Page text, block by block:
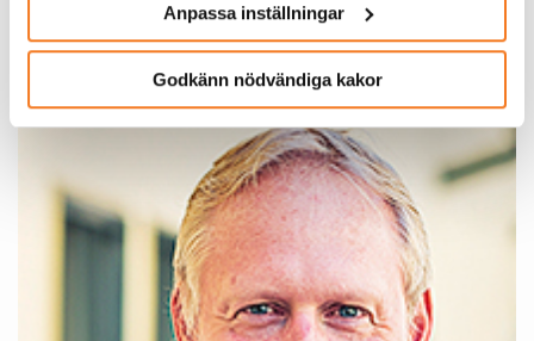
Anpassa inställningar
Godkänn nödvändiga kakor
ogillar ordet funktionsnedsättning.